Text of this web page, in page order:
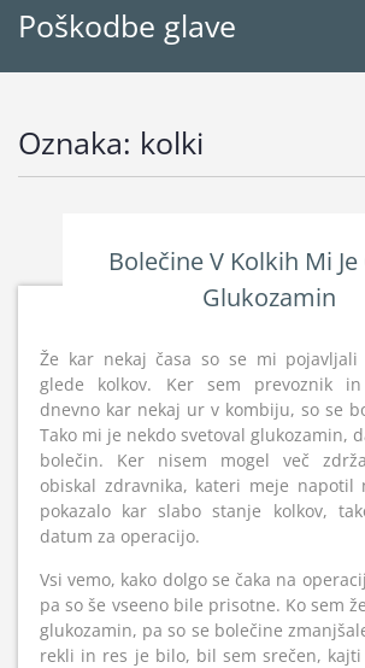
Poškodbe glave
Oznaka: kolki
Bolečine V Kolkih Mi
Glukozamin
Že kar nekaj časa so se mi pojavljali
glede kolkov. Ker sem prevoznik
dnevno kar nekaj ur v kombiju, so se
Tako mi je nekdo svetoval glukozamin,
bolečin. Ker nisem mogel več
obiskal zdravnika, kateri meje napotil
pokazalo kar slabo stanje kolkov,
datum za operacijo.
Vsi vemo, kako dolgo se čaka na
pa so še vseeno bile prisotne. Ko sem
glukozamin, pa so se bolečine
rekli in res je bilo, bil sem srečen, kajti